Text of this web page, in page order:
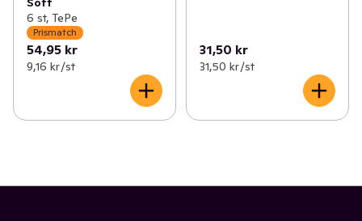
6 st, TePe
Prismatch
54,95 kr
9,16 kr /st
31,50 kr
31,50 kr /st